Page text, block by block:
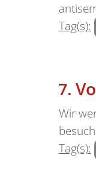
Tag(s):
Wir
Tag(s):